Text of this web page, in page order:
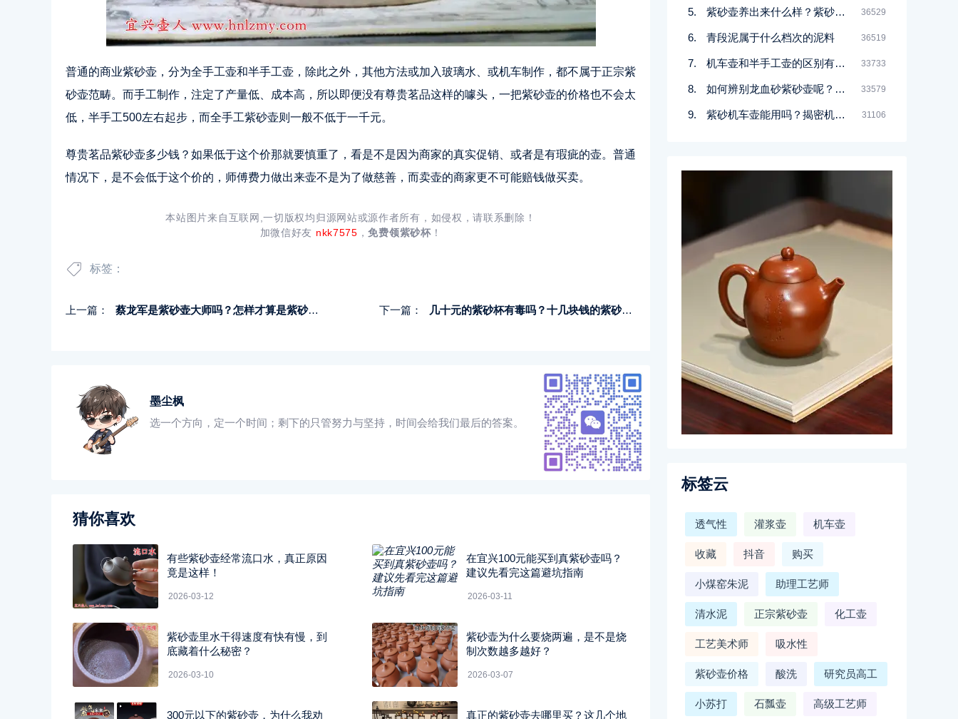
普通的商业紫砂壶，分为全手工壶和半手工壶，除此之外，其他方法或加入玻璃水、或机车制作，都不属于正宗紫
砂壶范畴。而手工制作，注定了产量低、成本高，所以即便没有尊贵茗品这样的噱头，一把紫砂壶的价格也不会太
低，半手工500左右起步，而全手工紫砂壶则一般不低于一千元。
尊贵茗品紫砂壶多少钱？如果低于这个价那就要慎重了，看是不是因为商家的真实促销、或者是有瑕疵的壶。普通
情况下，是不会低于这个价的，师傅费力做出来壶不是为了做慈善，而卖壶的商家更不可能赔钱做买卖。
本站图片来自互联网,一切版权均归源网站或源作者所有，如侵权，请联系删除！
加微信好友 nkk7575 ，免费领紫砂杯！
标签：
上一篇： 蔡龙军是紫砂壶大师吗？怎样才算是紫砂壶大师？ 下一篇： 几十元的紫砂杯有毒吗？十几块钱的紫砂壶怎么制作的？
墨尘枫
选一个方向，定一个时间；剩下的只管努力与坚持，时间会给我们最后的答案。
猜你喜欢
有些紫砂壶经常流口水，真正原因
竟是这样！
2026-03-12
在宜兴100元能买到真紫砂壶吗？
建议先看完这篇避坑指南
2026-03-11
紫砂壶里水干得速度有快有慢，到
底藏着什么秘密？
2026-03-10
紫砂壶为什么要烧两遍，是不是烧
制次数越多越好？
2026-03-07
300元以下的紫砂壶，为什么我劝 真正的紫砂壶去哪里买？这几个地
紫砂壶养出来什么样？紫砂壶包浆前后对比图鉴赏 36529
青段泥属于什么档次的泥料 36519
机车壶和半手工壶的区别有哪些 33733
如何辨别龙血砂紫砂壶呢？记住一点 33579
紫砂机车壶能用吗？揭密机车壶的真实面目 31106
标签云
透气性 灌浆壶 机车壶
收藏 抖音 购买
小煤窑朱泥 助理工艺师
清水泥 正宗紫砂壶 化工壶
工艺美术师 吸水性
紫砂壶价格 酸洗 研究员高工
小苏打 石瓢壶 高级工艺师